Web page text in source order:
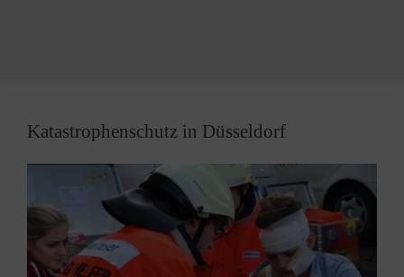
Katastrophenschutz in Düsseldorf